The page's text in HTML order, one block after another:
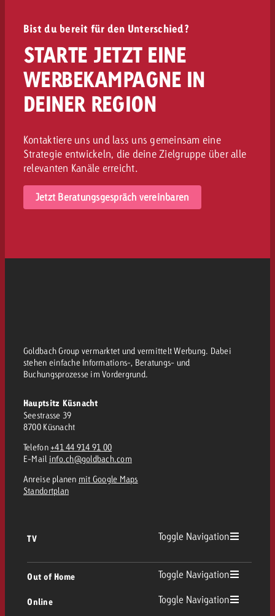
Bist du bereit für den Unterschied?
STARTE JETZT EINE
WERBEKAMPAGNE IN
DEINER REGION
Kontaktiere uns und lass uns gemeinsam eine
Strategie entwickeln, die deine Zielgruppe über alle
relevanten Kanäle erreicht.
Jetzt Beratungsgespräch vereinbaren
Goldbach Group vermarktet und vermittelt Werbung. Dabei
stehen einfache Informations-, Beratungs- und
Buchungsprozesse im Vordergrund.
Hauptsitz Küsnacht
Seestrasse 39
8700 Küsnacht
Telefon +41 44 914 91 00
E-Mail info.ch@goldbach.com
Anreise planen mit Google Maps
Standortplan
TV Toggle Navigation
Out of Home Toggle Navigation
Out of Home Übersicht
Online Toggle Navigation